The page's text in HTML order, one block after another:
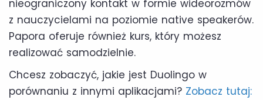
nieograniczony kontakt w formie wideorozmów
z nauczycielami na poziomie native speakerów.
Papora oferuje również kurs, który możesz
realizować samodzielnie.
Chcesz zobaczyć, jakie jest Duolingo w
porównaniu z innymi aplikacjami? Zobacz tutaj: